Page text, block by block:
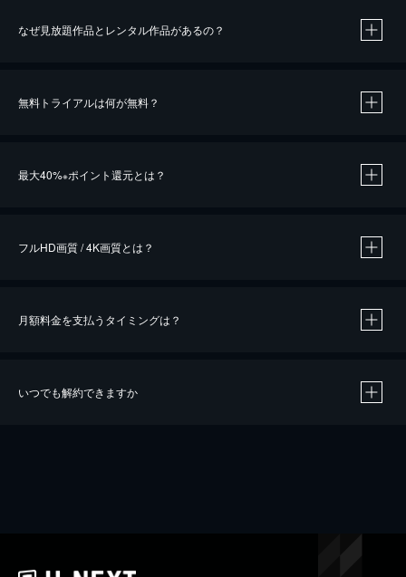
なぜ見放題作品とレンタル作品があるの？
無料トライアルは何が無料？
最大40%※ポイント還元とは？
※40％ポイント還元の対象は、クレジットカード決済による作品の購入 / レンタルです。
iOSアプリのUコイン決済による作品の購入 / レンタルは、20％のポイント還元です。
フルHD画質 / 4K画質とは？
月額料金を支払うタイミングは？
いつでも解約できますか